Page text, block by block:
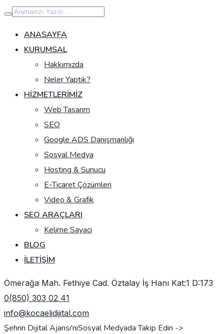
İçeriğe
geç
ANASAYFA
KURUMSAL
Hakkımızda
Neler Yaptık?
HIZMETLERIMIZ
Web Tasarım
SEO
Google ADS Danışmanlığı
Sosyal Medya
Hosting & Sunucu
E-Ticaret Çözümleri
Video & Grafik
SEO ARAÇLARI
Kelime Sayacı
BLOG
İLETIŞIM
Ömerağa Mah. Fethiye Cad. Öztalay İş Hanı Kat:1 D:173
0(850) 303 02 41
info@kocaelidijital.com
Şehrin Dijital Ajansı'nıSosyal Medyada Takip Edin ->